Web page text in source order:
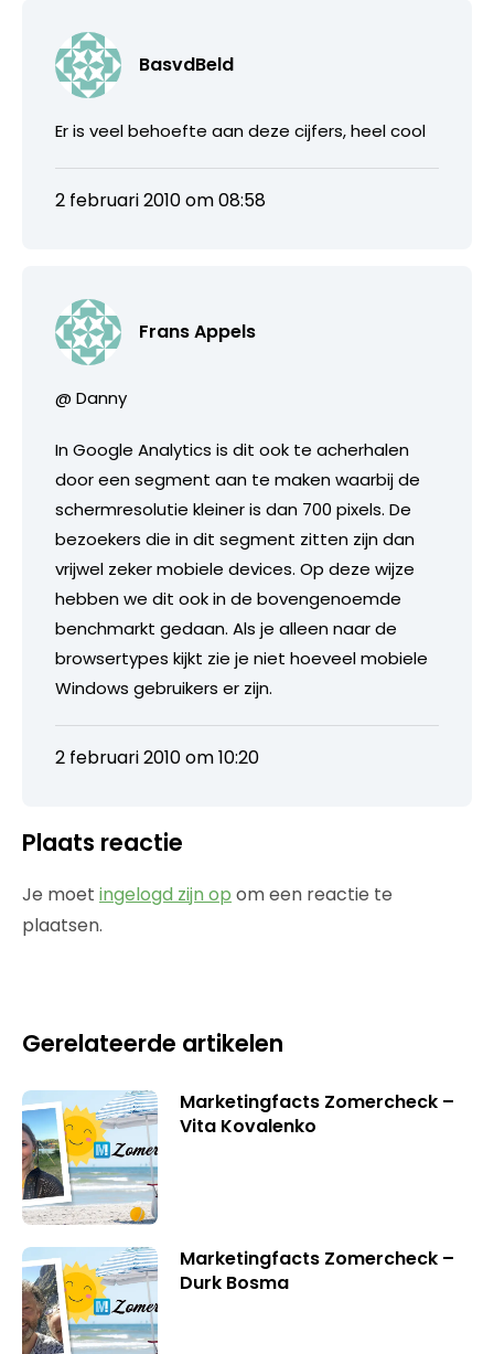
BasvdBeld
Er is veel behoefte aan deze cijfers, heel cool
2 februari 2010 om 08:58
Frans Appels
@ Danny
In Google Analytics is dit ook te acherhalen
door een segment aan te maken waarbij de
schermresolutie kleiner is dan 700 pixels. De
bezoekers die in dit segment zitten zijn dan
vrijwel zeker mobiele devices. Op deze wijze
hebben we dit ook in de bovengenoemde
benchmarkt gedaan. Als je alleen naar de
browsertypes kijkt zie je niet hoeveel mobiele
Windows gebruikers er zijn.
2 februari 2010 om 10:20
Plaats reactie
Je moet ingelogd zijn op om een reactie te
plaatsen.
Gerelateerde artikelen
Marketingfacts Zomercheck –
Vita Kovalenko
Marketingfacts Zomercheck –
Durk Bosma